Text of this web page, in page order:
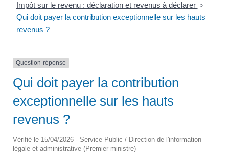
Impôt sur le revenu : déclaration et revenus à déclarer >
Qui doit payer la contribution exceptionnelle sur les hauts
revenus ?
Question-réponse
Qui doit payer la contribution
exceptionnelle sur les hauts
revenus ?
Vérifié le 15/04/2026 - Service Public / Direction de l'information
légale et administrative (Premier ministre)